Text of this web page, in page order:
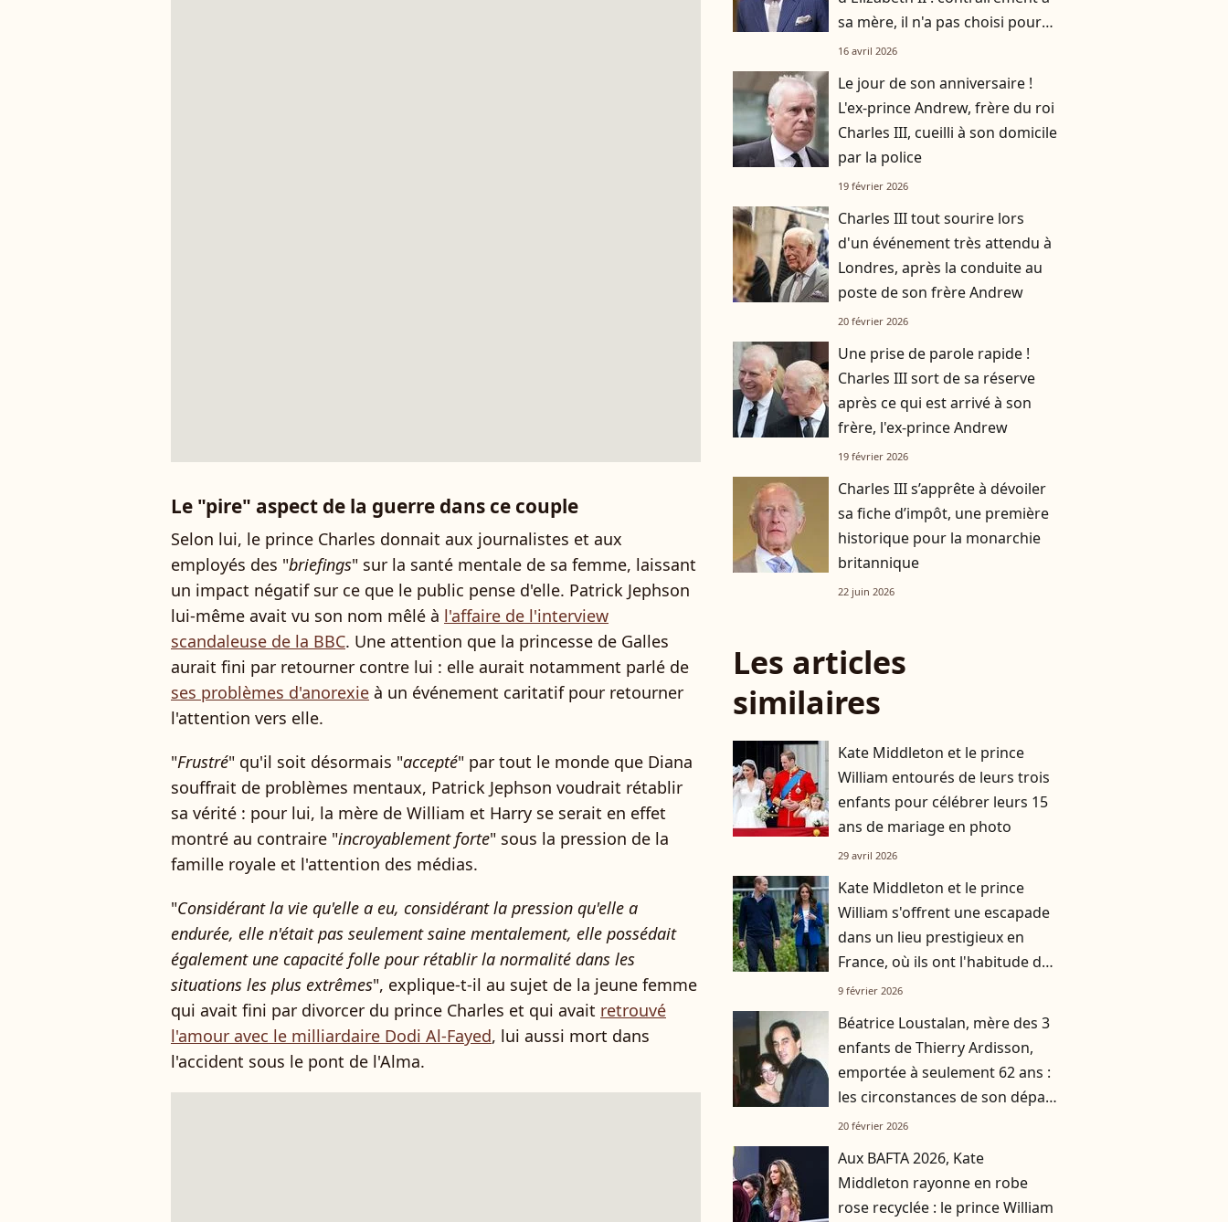
Le "pire" aspect de la guerre dans ce couple
Selon lui, le prince Charles donnait aux journalistes et aux
employés des "briefings" sur la santé mentale de sa femme, laissant
un impact négatif sur ce que le public pense d'elle. Patrick Jephson
lui-même avait vu son nom mêlé à l'affaire de l'interview
scandaleuse de la BBC. Une attention que la princesse de Galles
aurait fini par retourner contre lui : elle aurait notamment parlé de
ses problèmes d'anorexie à un événement caritatif pour retourner
l'attention vers elle.
"Frustré" qu'il soit désormais "accepté" par tout le monde que Diana
souffrait de problèmes mentaux, Patrick Jephson voudrait rétablir
sa vérité : pour lui, la mère de William et Harry se serait en effet
montré au contraire "incroyablement forte" sous la pression de la
famille royale et l'attention des médias.
"Considérant la vie qu'elle a eu, considérant la pression qu'elle a
endurée, elle n'était pas seulement saine mentalement, elle possédait
également une capacité folle pour rétablir la normalité dans les
situations les plus extrêmes", explique-t-il au sujet de la jeune femme
qui avait fini par divorcer du prince Charles et qui avait retrouvé
l'amour avec le milliardaire Dodi Al-Fayed, lui aussi mort dans
l'accident sous le pont de l'Alma.
sa mère, il n'a pas choisi pour
résidence ce monument de la
16 avril 2026
Le jour de son anniversaire !
L'ex-prince Andrew, frère du roi
Charles III, cueilli à son domicile
par la police
19 février 2026
Charles III tout sourire lors
d'un événement très attendu à
Londres, après la conduite au
poste de son frère Andrew
20 février 2026
Une prise de parole rapide !
Charles III sort de sa réserve
après ce qui est arrivé à son
frère, l'ex-prince Andrew
19 février 2026
Charles III s’apprête à dévoiler
sa fiche d’impôt, une première
historique pour la monarchie
britannique
22 juin 2026
Les articles
similaires
Kate Middleton et le prince
William entourés de leurs trois
enfants pour célébrer leurs 15
ans de mariage en photo
29 avril 2026
Kate Middleton et le prince
William s'offrent une escapade
dans un lieu prestigieux en
France, où ils ont l'habitude de
se rendre avec leurs trois
9 février 2026
Béatrice Loustalan, mère des 3
enfants de Thierry Ardisson,
emportée à seulement 62 ans :
les circonstances de son départ
connues
20 février 2026
Aux BAFTA 2026, Kate
Middleton rayonne en robe
rose recyclée : le prince William